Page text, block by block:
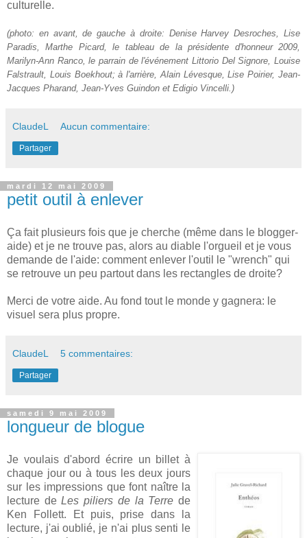
culturelle.
(photo: en avant, de gauche à droite: Denise Harvey Desroches, Lise
Paradis, Marthe Picard, le tableau de la présidente d'honneur 2009,
Marilyn-Ann Ranco, le parrain de l'événement Littorio Del Signore, Louise
Falstrault, Louis Boekhout; à l'arrière, Alain Lévesque, Lise Poirier, Jean-
Jacques Pharand, Jean-Yves Guindon et Edigio Vincelli.)
ClaudeL Aucun commentaire:
Partager
mardi 12 mai 2009
petit outil à enlever
Ça fait plusieurs fois que je cherche (même dans le blogger-
aide) et je ne trouve pas, alors au diable l'orgueil et je vous
demande de l'aide: comment enlever l'outil le "wrench" qui
se retrouve un peu partout dans les rectangles de droite?
Merci de votre aide. Au fond tout le monde y gagnera: le
visuel sera plus propre.
ClaudeL 5 commentaires:
Partager
samedi 9 mai 2009
longueur de blogue
Je voulais d'abord écrire un billet à
chaque jour ou à tous les deux jours
sur les impressions que font naître la
lecture deLes piliers de la Terre de
Ken Follett. Et puis, prise dans la
lecture, j'ai oublié, je n'ai plus senti le